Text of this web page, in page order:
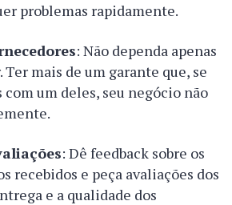
problemas rapidamente.
: Não dependa apenas
mais de um garante que, se
um deles, seu negócio não
: Dê feedback sobre os
recebidos e peça avaliações dos
e a qualidade dos